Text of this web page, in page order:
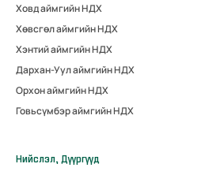
Ховд аймгийн НДХ
Хөвсгөл аймгийн НДХ
Хэнтий аймгийн НДХ
Дархан-Уул аймгийн НДХ
Орхон аймгийн НДХ
Говьсүмбэр аймгийн НДХ
Нийслэл, Дүүргүүд